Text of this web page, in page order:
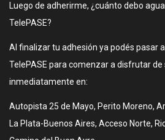
Luego de adherirme, ¿cuánto debo
TelePASE?
Al finalizar tu adhesión ya podés pasar
TelePASE para comenzar a disfrutar de
inmediatamente en:
Autopista 25 de Mayo, Perito Moreno,
La Plata-Buenos Aires, Acceso Norte,